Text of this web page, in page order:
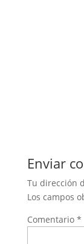
Enviar
Tu dirección
Los campos
Comentario *